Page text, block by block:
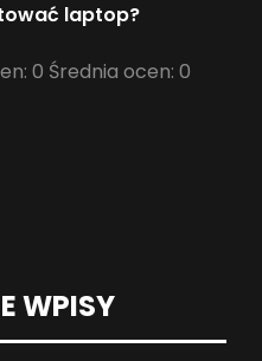
laptop?
0 Średnia ocen: 0
WPISY